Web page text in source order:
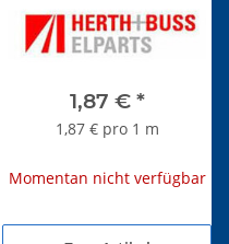
1,87 € *
1,87 € pro 1 m
Momentan nicht verfügbar